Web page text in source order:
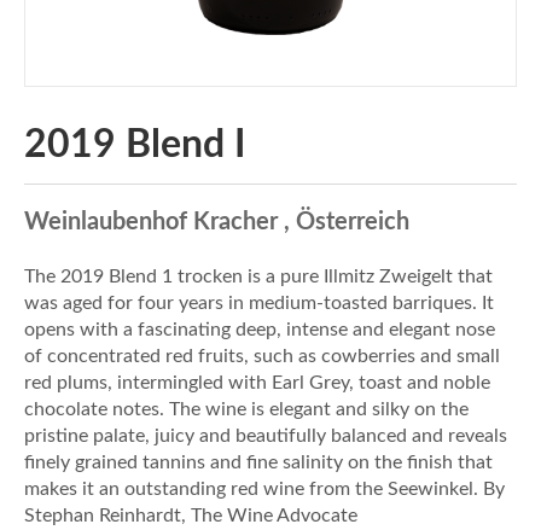
2019 Blend I
Weinlaubenhof Kracher , Österreich
The 2019 Blend 1 trocken is a pure Illmitz Zweigelt that
was aged for four years in medium-toasted barriques. It
opens with a fascinating deep, intense and elegant nose
of concentrated red fruits, such as cowberries and small
red plums, intermingled with Earl Grey, toast and noble
chocolate notes. The wine is elegant and silky on the
pristine palate, juicy and beautifully balanced and reveals
finely grained tannins and fine salinity on the finish that
makes it an outstanding red wine from the Seewinkel. By
Stephan Reinhardt, The Wine Advocate